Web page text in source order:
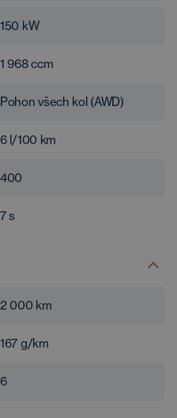
150 kW
1 968ccm
Pohon všech kol (AWD)
6 l/100 km
400
7s
2 000 km
167 g/km
6